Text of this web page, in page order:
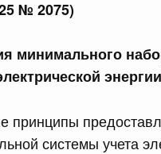
№ 2075)
минимального
системы учета
г. № 916
25 ноября 2025
г. № 918